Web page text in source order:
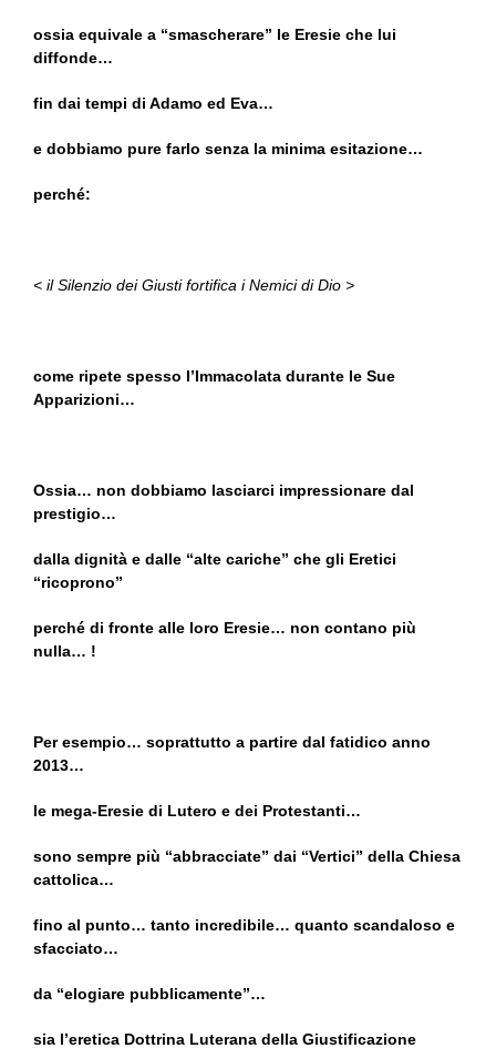
ossia equivale a “smascherare” le Eresie che lui
diffonde…
fin dai tempi di Adamo ed Eva…
e dobbiamo pure farlo senza la minima esitazione…
perché:
< il Silenzio dei Giusti fortifica i Nemici di Dio >
come ripete spesso l’Immacolata durante le Sue
Apparizioni…
Ossia… non dobbiamo lasciarci impressionare dal
prestigio…
dalla dignità e dalle “alte cariche” che gli Eretici
“ricoprono”
perché di fronte alle loro Eresie… non contano più
nulla… !
Per esempio… soprattutto a partire dal fatidico anno
2013…
le mega-Eresie di Lutero e dei Protestanti…
sono sempre più “abbracciate” dai “Vertici” della Chiesa
cattolica…
fino al punto… tanto incredibile… quanto scandaloso e
sfacciato…
da “elogiare pubblicamente”…
sia l’eretica Dottrina Luterana della Giustificazione